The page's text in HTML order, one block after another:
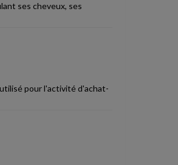
ses cheveux, ses
pour l'activité d'achat-